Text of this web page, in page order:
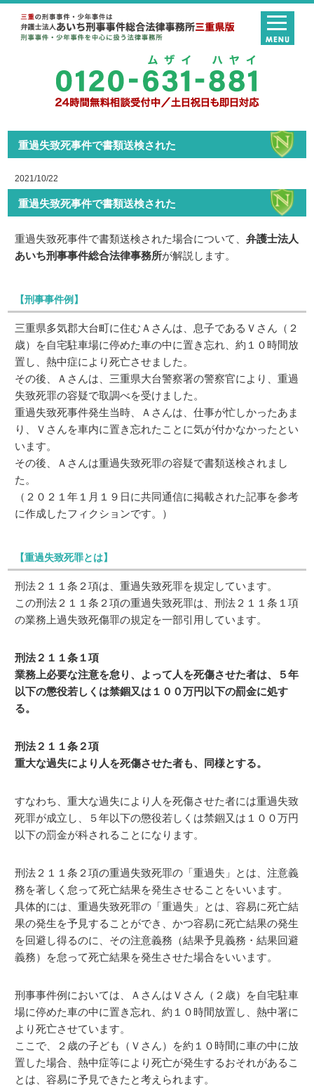
重過失致死事件で書類送検された
2021/10/22
重過失致死事件で書類送検された
重過失致死事件で書類送検された場合について、弁護士法人
あいち刑事事件総合法律事務所が解説します。
【刑事事件例】
三重県多気郡大台町に住むＡさんは、息子であるＶさん（２
歳）を自宅駐車場に停めた車の中に置き忘れ、約１０時間放
置し、熱中症により死亡させました。
その後、Ａさんは、三重県大台警察署の警察官により、重過
失致死罪の容疑で取調べを受けました。
重過失致死事件発生当時、Ａさんは、仕事が忙しかったあま
り、Ｖさんを車内に置き忘れたことに気が付かなかったとい
います。
その後、Ａさんは重過失致死罪の容疑で書類送検されまし
た。
（２０２１年１月１９日に共同通信に掲載された記事を参考
に作成したフィクションです。）
【重過失致死罪とは】
刑法２１１条２項は、重過失致死罪を規定しています。
この刑法２１１条２項の重過失致死罪は、刑法２１１条１項
の業務上過失致死傷罪の規定を一部引用しています。
刑法２１１条１項
業務上必要な注意を怠り、よって人を死傷させた者は、５年
以下の懲役若しくは禁錮又は１００万円以下の罰金に処す
る。
刑法２１１条２項
重大な過失により人を死傷させた者も、同様とする。
すなわち、重大な過失により人を死傷させた者には重過失致
死罪が成立し、５年以下の懲役若しくは禁錮又は１００万円
以下の罰金が科されることになります。
刑法２１１条２項の重過失致死罪の「重過失」とは、注意義
務を著しく怠って死亡結果を発生させることをいいます。
具体的には、重過失致死罪の「重過失」とは、容易に死亡結
果の発生を予見することができ、かつ容易に死亡結果の発生
を回避し得るのに、その注意義務（結果予見義務・結果回避
義務）を怠って死亡結果を発生させた場合をいいます。
刑事事件例においては、ＡさんはＶさん（２歳）を自宅駐車
場に停めた車の中に置き忘れ、約１０時間放置し、熱中署に
より死亡させています。
ここで、２歳の子ども（Ｖさん）を約１０時間に車の中に放
置した場合、熱中症等により死亡が発生するおそれがあるこ
とは、容易に予見できたと考えられます。